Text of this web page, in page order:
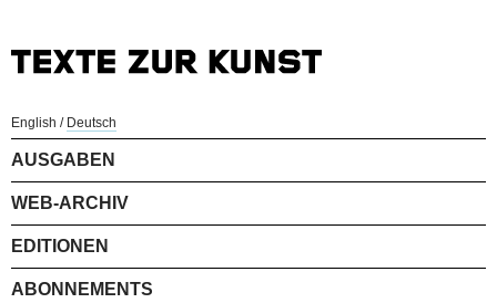
English / Deutsch
AUSGABEN
WEB-ARCHIV
EDITIONEN
ABONNEMENTS